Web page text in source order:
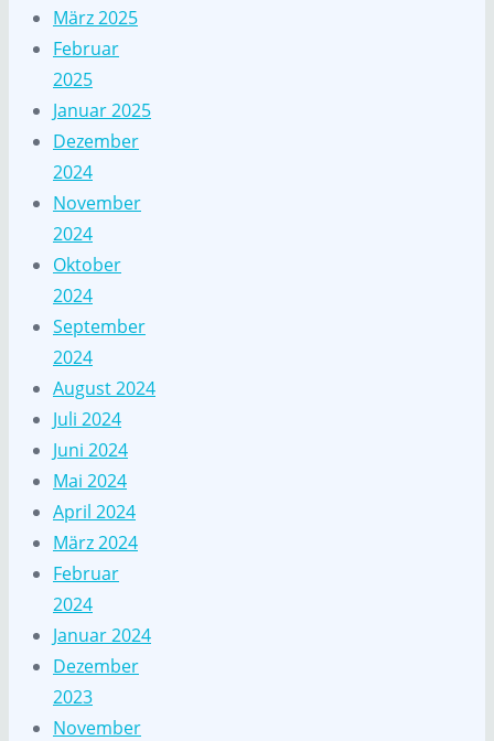
März 2025
Februar
2025
Januar 2025
Dezember
2024
November
2024
Oktober
2024
September
2024
August 2024
Juli 2024
Juni 2024
Mai 2024
April 2024
März 2024
Februar
2024
Januar 2024
Dezember
2023
November